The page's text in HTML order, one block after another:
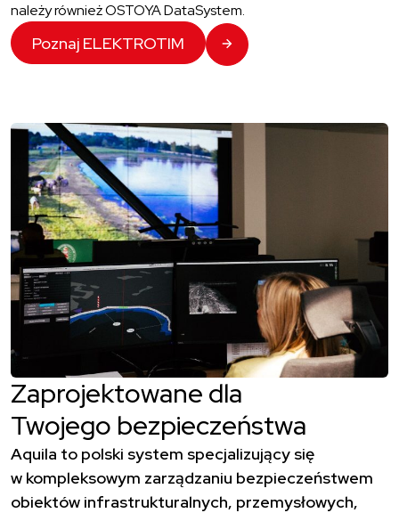
należy również OSTOYA DataSystem.
Poznaj ELEKTROTIM
Zaprojektowane dla
Twojego bezpieczeństwa
Aquila to polski system specjalizujący się
w kompleksowym zarządzaniu bezpieczeństwem
obiektów infrastrukturalnych, przemysłowych,